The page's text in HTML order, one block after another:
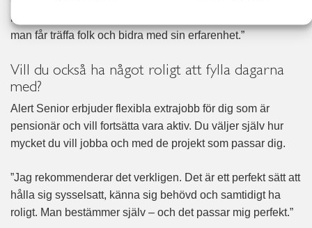
något vettigt med tiden. Något som känns meningsfullt, där
man får träffa folk och bidra med sin erfarenhet.”
Vill du också ha något roligt att fylla dagarna
med?
Alert Senior erbjuder flexibla extrajobb för dig som är
pensionär och vill fortsätta vara aktiv. Du väljer själv hur
mycket du vill jobba och med de projekt som passar dig.
”Jag rekommenderar det verkligen. Det är ett perfekt sätt att
hålla sig sysselsatt, känna sig behövd och samtidigt ha
roligt. Man bestämmer själv – och det passar mig perfekt.”